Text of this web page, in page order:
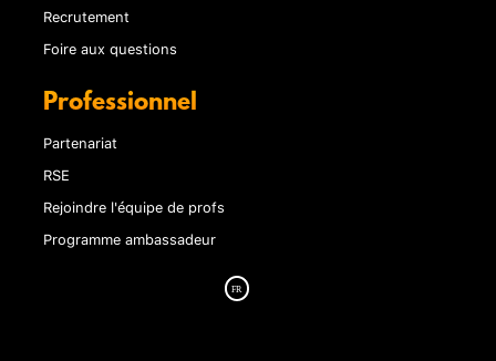
Recrutement
Foire aux questions
Professionnel
Partenariat
RSE
Rejoindre l'équipe de profs
Programme ambassadeur